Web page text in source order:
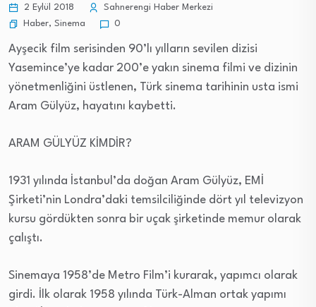
2 Eylül 2018
Sahnerengi Haber Merkezi
Haber, Sinema 0
Ayşecik film serisinden 90’lı yılların sevilen dizisi
Yasemince’ye kadar 200’e yakın sinema filmi ve dizinin
yönetmenliğini üstlenen, Türk sinema tarihinin usta ismi
Aram Gülyüz, hayatını kaybetti.
ARAM GÜLYÜZ KİMDİR?
1931 yılında İstanbul’da doğan Aram Gülyüz, EMİ
Şirketi’nin Londra’daki temsilciliğinde dört yıl televizyon
kursu gördükten sonra bir uçak şirketinde memur olarak
çalıştı.
Sinemaya 1958’de Metro Film’i kurarak, yapımcı olarak
girdi. İlk olarak 1958 yılında Türk-Alman ortak yapımı